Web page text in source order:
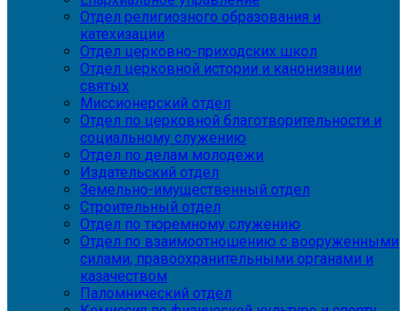
Отдел религиозного образования и
катехизации
Отдел церковно-приходских школ
Отдел церковной истории и канонизации
святых
Миссионерский отдел
Отдел по церковной благотворительности и
социальному служению
Отдел по делам молодежи
Издательский отдел
Земельно-имущественный отдел
Строительный отдел
Отдел по тюремному служению
Отдел по взаимоотношению с вооруженными
силами, правоохранительными органами и
казачеством
Паломнический отдел